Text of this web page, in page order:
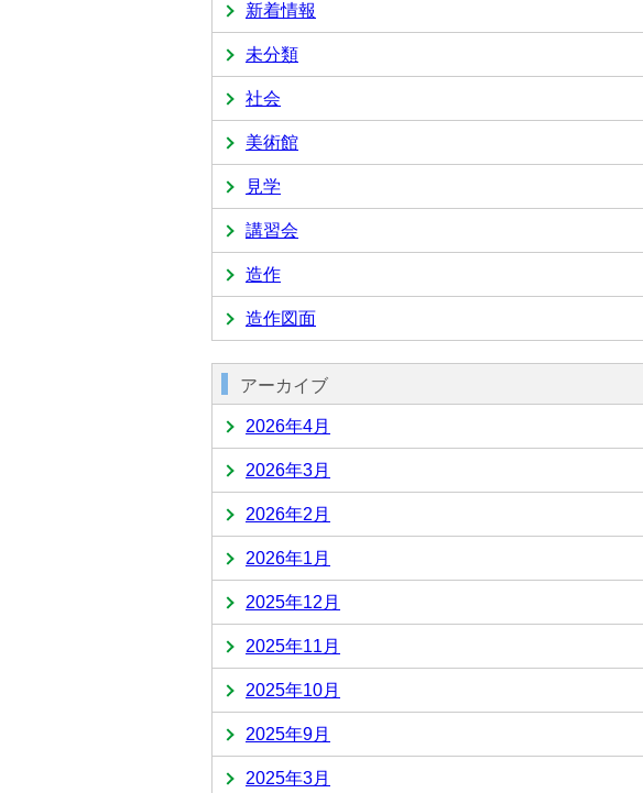
新着情報
未分類
社会
美術館
見学
講習会
造作
造作図面
アーカイブ
2026年4月
2026年3月
2026年2月
2026年1月
2025年12月
2025年11月
2025年10月
2025年9月
2025年3月